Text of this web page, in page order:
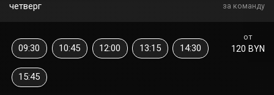
четверг
за команду
от
120 BYN
09:30 10:45 12:00 13:15 14:30
15:45